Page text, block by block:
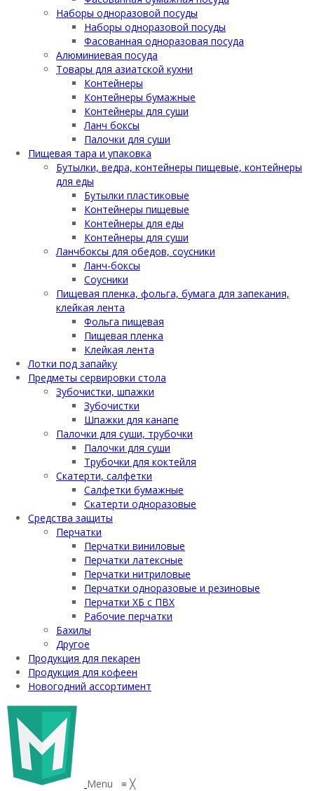
Наборы одноразовой посуды
Наборы одноразовой посуды
Фасованная одноразовая посуда
Алюминиевая посуда
Товары для азиатской кухни
Контейнеры
Контейнеры бумажные
Контейнеры для суши
Ланч боксы
Палочки для суши
Пищевая тара и упаковка
Бутылки, ведра, контейнеры пищевые, контейнеры
для еды
Бутылки пластиковые
Контейнеры пищевые
Контейнеры для еды
Контейнеры для суши
Ланчбоксы для обедов, соусники
Ланч-боксы
Соусники
Пищевая пленка, фольга, бумага для запекания,
клейкая лента
Фольга пищевая
Пищевая пленка
Клейкая лента
Лотки под запайку
Предметы сервировки стола
Зубочистки, шпажки
Зубочистки
Шпажки для канапе
Палочки для суши, трубочки
Палочки для суши
Трубочки для коктейля
Скатерти, салфетки
Салфетки бумажные
Скатерти одноразовые
Средства защиты
Перчатки
Перчатки виниловые
Перчатки латексные
Перчатки нитриловые
Перчатки одноразовые и резиновые
Перчатки ХБ с ПВХ
Рабочие перчатки
Бахилы
Другое
Продукция для пекарен
Продукция для кофеен
Новогодний ассортимент
Menu ≡ ╳